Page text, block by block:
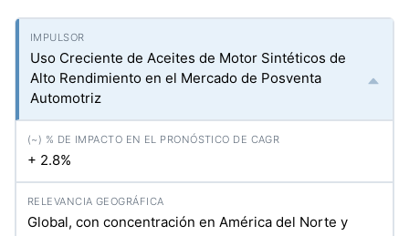
Uso Creciente de Aceites de Motor Sintéticos de
Alto Rendimiento en el Mercado de Posventa
Automotriz
+ 2.8%
Global, con concentración en América del Norte y